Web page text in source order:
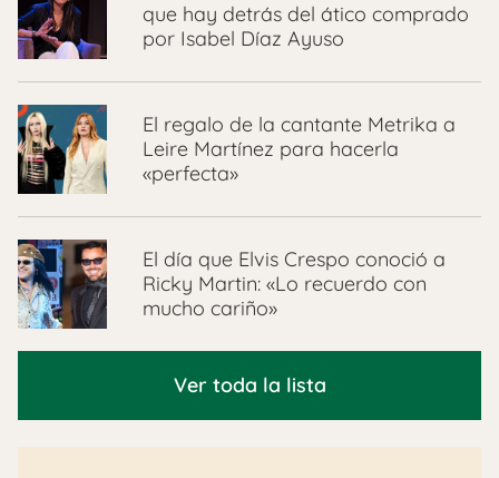
que hay detrás del ático comprado
por Isabel Díaz Ayuso
El regalo de la cantante Metrika a
Leire Martínez para hacerla
«perfecta»
El día que Elvis Crespo conoció a
Ricky Martin: «Lo recuerdo con
mucho cariño»
Ver toda la lista